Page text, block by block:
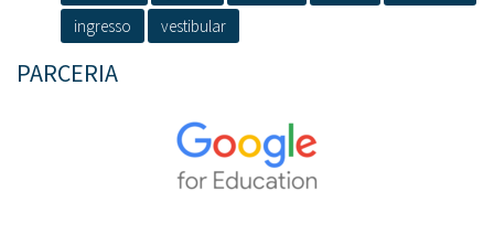
ingresso
vestibular
PARCERIA